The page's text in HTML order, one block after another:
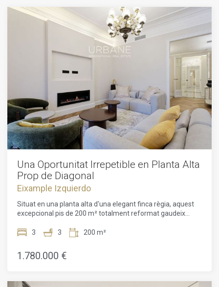
Una Oportunitat Irrepetible en Planta Alta
Prop de Diagonal
Eixample Izquierdo
Situat en una planta alta d'una elegant finca règia, aquest
excepcional pis de 200 m² totalment reformat gaudeix
per a un estil de vida urbà sofisticat. Ubicat entre els carrers
Diagonal, la propietat es troba en una de les zones
residencials més desitjades de Barcelona, on l'arquitectura
3 3 200 m²
1.780.000 €